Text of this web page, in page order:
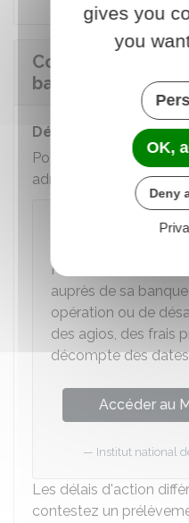
Comment
bancaire ?
Délais
Pour contester un
adresser un courrier à
Contester une
Permet de contester
auprès de sa
opération ou de
des agios, des frais
décompte des
Accéder au
Institut national
Les délais d'action
contestez un
gives you
you
OK,
Deny